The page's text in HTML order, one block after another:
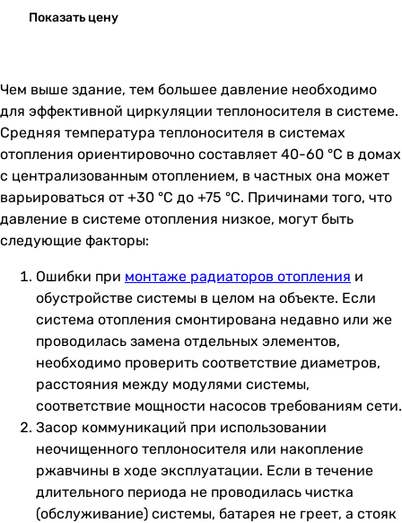
Показать цену
Чем выше здание, тем большее давление необходимо
для эффективной циркуляции теплоносителя в системе.
Средняя температура теплоносителя в системах
отопления ориентировочно составляет 40-60 °С в домах
с централизованным отоплением, в частных она может
варьироваться от +30 °С до +75 °С. Причинами того, что
давление в системе отопления низкое, могут быть
следующие факторы:
Ошибки при монтаже радиаторов отопления и
обустройстве системы в целом на объекте. Если
система отопления смонтирована недавно или же
проводилась замена отдельных элементов,
необходимо проверить соответствие диаметров,
расстояния между модулями системы,
соответствие мощности насосов требованиям сети.
Засор коммуникаций при использовании
неочищенного теплоносителя или накопление
ржавчины в ходе эксплуатации. Если в течение
длительного периода не проводилась чистка
(обслуживание) системы, батарея не греет, а стояк